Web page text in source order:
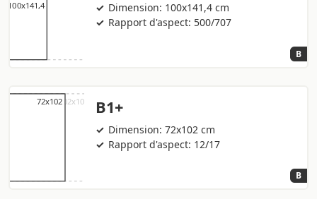
Dimension: 100x141,4 cm
Rapport d'aspect: 500/707
B
B1+
Dimension: 72x102 cm
Rapport d'aspect: 12/17
B